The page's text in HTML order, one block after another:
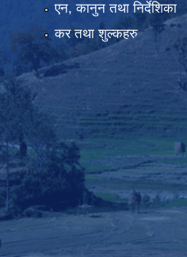
एन, कानुन तथा निर्देशिका
कर तथा शुल्कहरु